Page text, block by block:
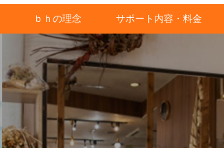
ｂｈの理念 サポート内容・料金